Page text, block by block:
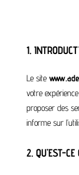
1.
Le site
votre
proposer des
informe sur
2. QU’EST-CE